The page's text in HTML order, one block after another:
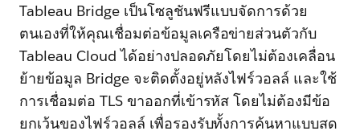
Tableau Bridge เป็นโซลูชันฟรีแบบจัดการด้วย
ตนเองที่ให้คุณเชื่อมต่อข้อมูลเครือข่ายส่วนตัวกับ
Tableau Cloud ได้อย่างปลอดภัยโดยไม่ต้องเคลื่อน
ย้ายข้อมูล Bridge จะติดตั้งอยู่หลังไฟร์วอลล์ และใช้
การเชื่อมต่อ TLS ขาออกที่เข้ารหัส โดยไม่ต้องมีข้อ
ยกเว้นของไฟร์วอลล์ เพื่อรองรับทั้งการค้นหาแบบสด